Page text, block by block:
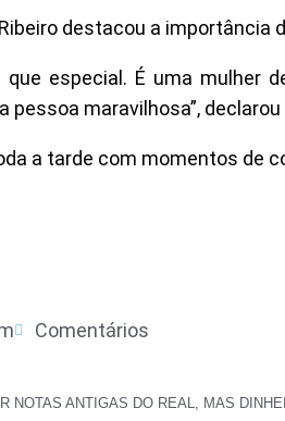
destacou a
especial. É uma mulher
pessoa maravilhosa”,
a tarde com momentos de
Comentários